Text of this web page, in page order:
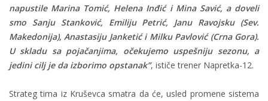
napustile Marina Tomić, Helena Inđić i Mina Savić, a doveli
smo Sanju Stanković, Emiliju Petrić, Janu Ravojsku (Sev.
Makedonija), Anastasiju Janketić i Milku Pavlović (Crna Gora).
U skladu sa pojačanjima, očekujemo uspešniju sezonu, a
jedini cilj je da izborimo opstanak”, ističe trener Napretka-12.
Strateg tima iz Kruševca smatra da će, usled promene sistema